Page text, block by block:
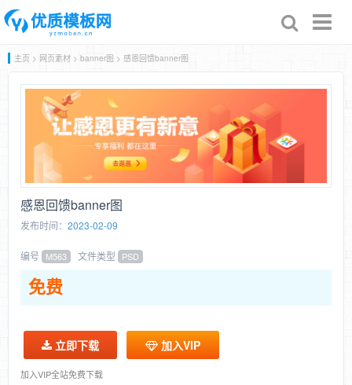
主页 > 网页素材 > banner图 > 感恩回馈banner图
感恩回馈banner图
发布时间： 2023-02-09
编号 M563 文件类型 PSD
免费
立即下载 加入VIP
加入VIP全站免费下载